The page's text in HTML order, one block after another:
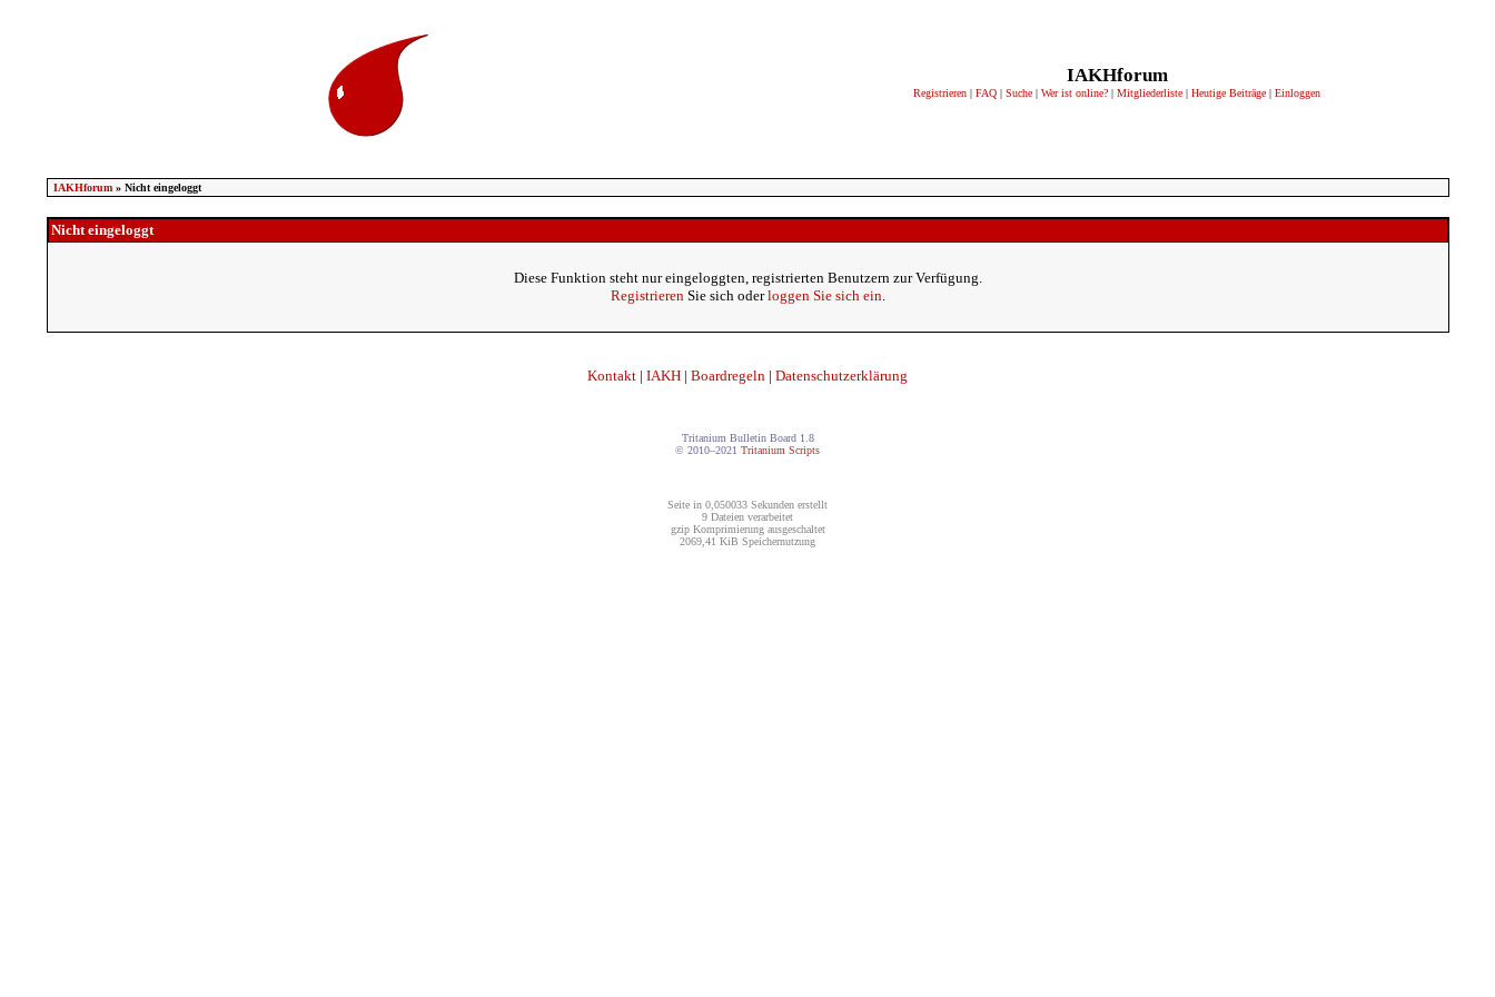
IAKHforum
Registrieren | FAQ | Suche | Wer ist online? | Mitgliederliste | Heutige Beiträge | Einloggen
IAKHforum» Nicht eingeloggt
Nicht eingeloggt
Diese Funktion steht nur eingeloggten, registrierten Benutzern zur Verfügung.
RegistrierenSie sich oderloggen Sie sich ein.
Kontakt | IAKH | Boardregeln | Datenschutzerklärung
Tritanium Bulletin Board 1.8
© 2010–2021 Tritanium Scripts
Seite in 0,050033 Sekunden erstellt
9 Dateien verarbeitet
gzip Komprimierung ausgeschaltet
2069,41 KiB Speichernutzung